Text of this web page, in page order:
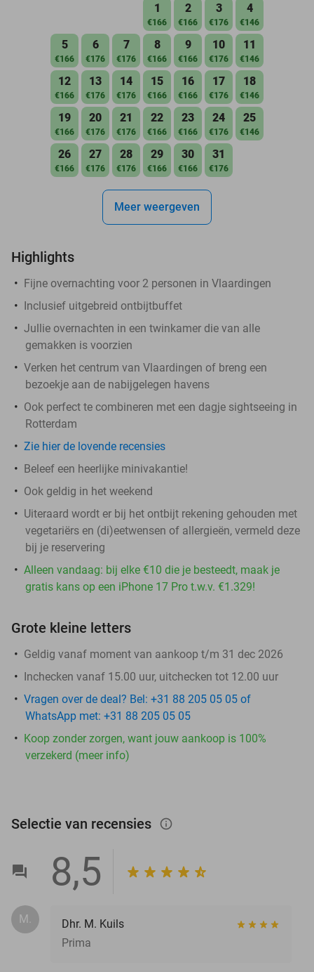
1
€166
2
€166
3
€176
4
€146
5
€166
6
€176
7
€176
8
€166
9
€166
10
€176
11
€146
12
€166
13
€176
14
€176
15
€166
16
€166
17
€176
18
€146
19
€166
20
€176
21
€176
22
€166
23
€166
24
€176
25
€146
26
€166
27
€176
28
€176
29
€166
30
€166
31
€176
Meer weergeven
Highlights
Fijne overnachting voor 2 personen in Vlaardingen
Inclusief uitgebreid ontbijtbuffet
Jullie overnachten in een twinkamer die van alle
gemakken is voorzien
Verken het centrum van Vlaardingen of breng een
bezoekje aan de nabijgelegen havens
Ook perfect te combineren met een dagje sightseeing in
Rotterdam
Zie hier de lovende recensies
Beleef een heerlijke minivakantie!
Ook geldig in het weekend
Uiteraard wordt er bij het ontbijt rekening gehouden met
vegetariërs en (di)eetwensen of allergieën, vermeld deze
bij je reservering
Alleen vandaag: bij elke €10 die je besteedt, maak je
gratis kans op een iPhone 17 Pro t.w.v. €1.329!
Grote kleine letters
Geldig vanaf moment van aankoop t/m 31 dec 2026
Inchecken vanaf 15.00 uur, uitchecken tot 12.00 uur
Vragen over de deal? Bel: +31 88 205 05 05 of
WhatsApp met: +31 88 205 05 05
Koop zonder zorgen, want jouw aankoop is 100%
verzekerd (meer info)
Selectie van recensies info_outlined
8,5
M.
Dhr. M. Kuils
Prima